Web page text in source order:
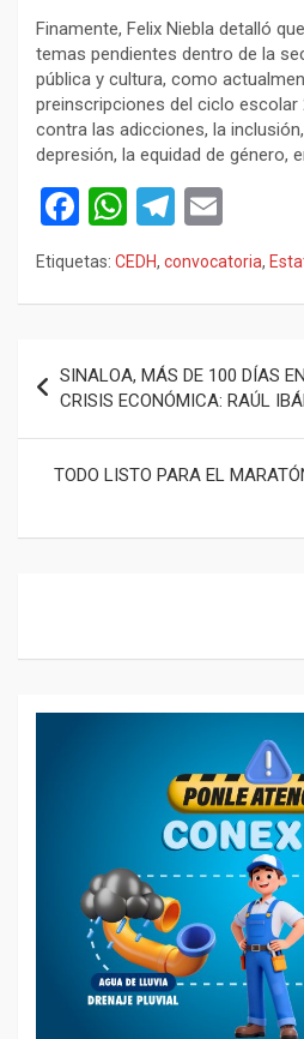
Finamente, Felix Niebla detalló
temas pendientes dentro de la
pública y cultura, como
preinscripciones del ciclo escolar
contra las adicciones, la
depresión, la equidad de género,
F
a
ce
o
o
k
W
h
at
A
p
p
T
e
a
m
m
ail
Etiquetas: CEDH, convocatoria,
Navegación
de
entradas
SINALOA, MÁS DE 100 DÍAS
CRISIS ECONÓMICA: RAÚL
TODO LISTO PARA EL